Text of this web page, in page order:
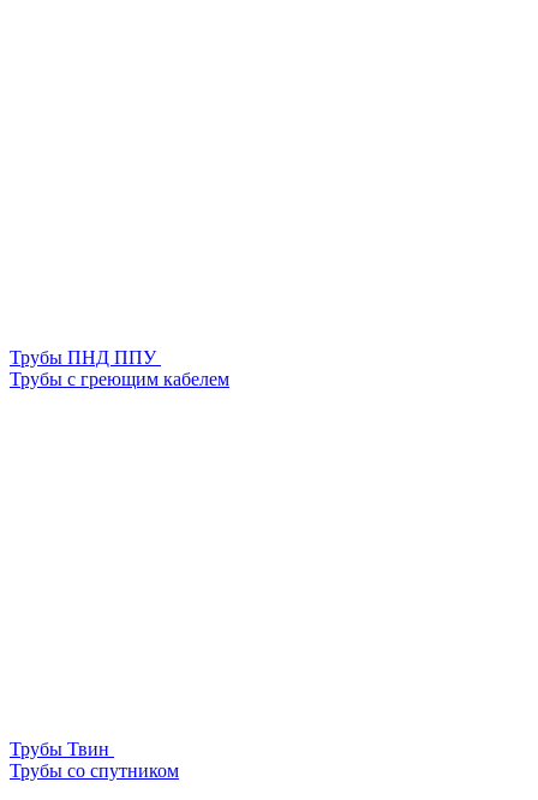
Трубы ПНД ППУ
Трубы с греющим кабелем
Трубы Твин
Трубы со спутником